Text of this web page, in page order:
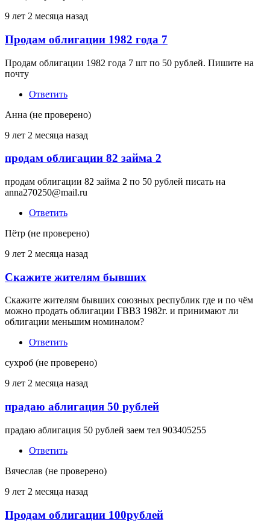
9 лет 2 месяца назад
Продам облигации 1982 года 7
Продам облигации 1982 года 7 шт по 50 рублей. Пишите на
почту
Ответить
Анна (не проверено)
9 лет 2 месяца назад
продам облигации 82 займа 2
продам облигации 82 займа 2 по 50 рублей писать на
anna270250@mail.ru
Ответить
Пётр (не проверено)
9 лет 2 месяца назад
Скажите жителям бывших
Скажите жителям бывших союзных республик где и по чём
можно продать облигации ГВВЗ 1982г. и принимают ли
облигации меньшим номиналом?
Ответить
сухроб (не проверено)
9 лет 2 месяца назад
прадаю аблигация 50 рублей
прадаю аблигация 50 рублей заем тел 903405255
Ответить
Вячеслав (не проверено)
9 лет 2 месяца назад
Продам облигации 100рублей